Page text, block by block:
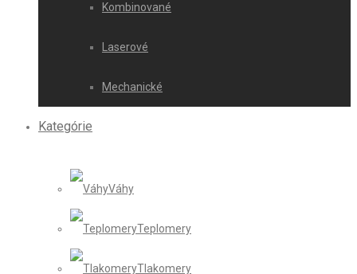
Kombinované
Laserové
Mechanické
Kategórie
Váhy
Teplomery
Tlakomery